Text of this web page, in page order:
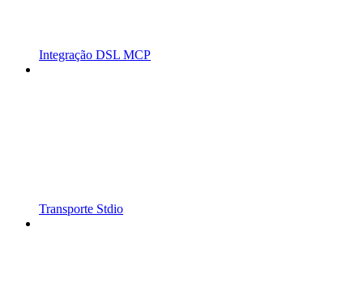
Integração DSL MCP
Transporte Stdio